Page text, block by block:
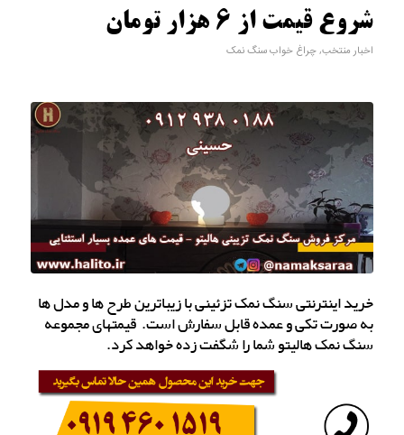
شروع قیمت از 6 هزار تومان
اخبار منتخب, چراغ خواب سنگ نمک
خرید اینترنتی سنگ نمک تزئینی با زیباترین طرح ها و مدل ها
به صورت تکی و عمده قابل سفارش است. قیمتهای مجموعه
سنگ نمک هالیتو شما را شگفت زده خواهد کرد.